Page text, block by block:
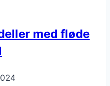
med fløde